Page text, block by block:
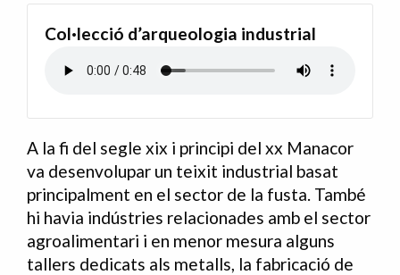
Col·lecció d’arqueologia industrial
A la fi del segle xix i principi del xx Manacor
va desenvolupar un teixit industrial basat
principalment en el sector de la fusta. També
hi havia indústries relacionades amb el sector
agroalimentari i en menor mesura alguns
tallers dedicats als metalls, la fabricació de